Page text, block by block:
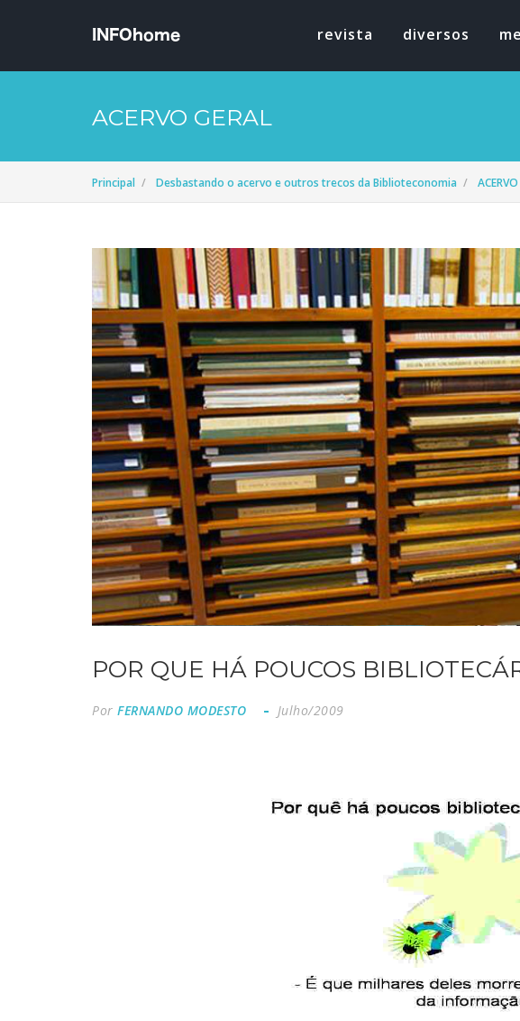
revista diversos
ACERVO GERAL
Principal Desbastando o acervo e outros trecos da Biblioteconomia
POR QUE HÁ POUCOS
Por FERNANDO MODESTO Julho/2009